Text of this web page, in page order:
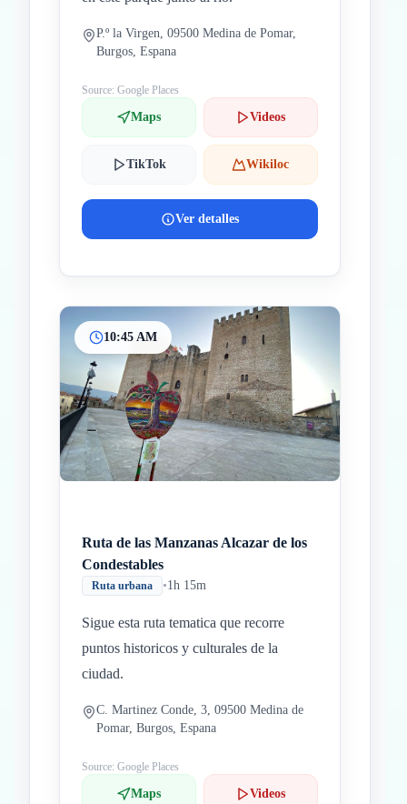
P.º la Virgen, 09500 Medina de Pomar,
Burgos, Espana
Source: Google Places
Maps Videos
TikTok Wikiloc
Ver detalles
10:45 AM
Ruta de las Manzanas Alcazar de los
Condestables
Ruta urbana •1h 15m
Sigue esta ruta tematica que recorre
puntos historicos y culturales de la
ciudad.
C. Martinez Conde, 3, 09500 Medina de
Pomar, Burgos, Espana
Source: Google Places
Maps Videos